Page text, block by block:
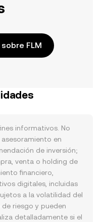
FLM
informativos. No
en
de inversión;
venta o holding de
financiero,
digitales, incluidas
a la volatilidad del
riesgo y pueden
detalladamente si el